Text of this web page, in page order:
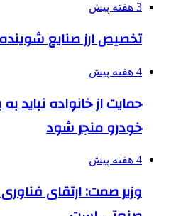
3 هفته پیش
تخصیص ارز صنایع شوینده
4 هفته پیش
حمایت از خانواده نباید
خودرو منجر شود
4 هفته پیش
وزیر صمت: ارتقای